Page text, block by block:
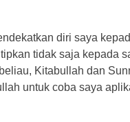
diri saya
tidak saja kepada
Kitabullah dan
untuk coba saya